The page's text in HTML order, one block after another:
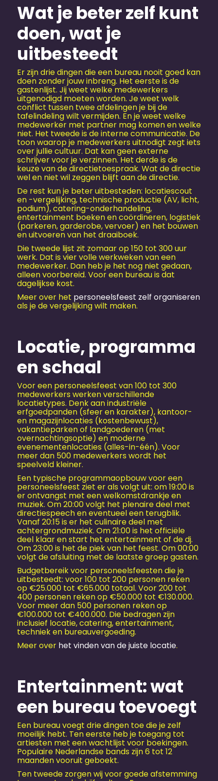
Wat je beter zelf kunt
doen, wat je
uitbesteedt
Er zijn drie dingen die een bureau nooit goed kan
doen zonder jouw inbreng. Het eerste is de
gastenlijst. Jij weet welke medewerkers
uitgenodigd moeten worden. Je weet welk
conflict tussen twee afdelingen je bij de
tafelindeling wilt vermijden. En je weet welke
medewerker met partner mag komen en welke
niet. Het tweede is de interne communicatie. De
toon waarop je medewerkers uitnodigt zegt iets
over jullie cultuur. Dat kan geen externe
schrijver voor je verzinnen. Het derde is de
keuze van de directietoespraak. Wat de directie
wel en niet wil zeggen blijft aan de directie.
De rest kun je beter uitbesteden: locatiescout
en -vergelijking, technische productie (AV, licht,
podium), catering-onderhandeling,
entertainment boeken en coördineren, logistiek
(parkeren, garderobe, vervoer) en het bouwen
en uitvoeren van het draaiboek.
Die tweede lijst zit zomaar op 150 tot 300 uur
werk. Dat is vier volle werkweken van een
medewerker. Dan heb je het nog niet gedaan,
alleen voorbereid. Voor een bureau is dat
dagelijkse kost.
Meer over het personeels­feest zelf organiseren
als je de vergelijking wilt maken.
Locatie, programma
en schaal
Voor een personeels­feest van 100 tot 300
medewerkers werken verschillende
locatietypes. Denk aan industriële
erfgoedpanden (sfeer en karakter), kantoor-
en magazijnlocaties (kostenbewust),
vakantieparken of landgoederen (met
overnachtingsoptie) en moderne
evenementen­locaties (alles-in-één). Voor
meer dan 500 medewerkers wordt het
speelveld kleiner.
Een typische programmaopbouw voor een
personeels­feest ziet er als volgt uit: om 19:00 is
er ontvangst met een welkomstdrankje en
muziek. Om 20:00 volgt het plenaire deel met
directiespeech en eventueel een terugblik.
Vanaf 20:15 is er het culinaire deel met
achtergrondmuziek. Om 21:00 is het officiële
deel klaar en start het entertainment of de dj.
Om 23:00 is het de piek van het feest. Om 00:00
volgt de afsluiting met de laatste groep gasten.
Budgetbereik voor personeelsfeesten die je
uitbesteedt: voor 100 tot 200 personen reken
op €25.000 tot €65.000 totaal. Voor 200 tot
400 personen reken op €50.000 tot €130.000.
Voor meer dan 500 personen reken op
€100.000 tot €400.000. Die bedragen zijn
inclusief locatie, catering, entertainment,
techniek en bureauvergoeding.
Meer over het vinden van de juiste locatie.
Entertainment: wat
een bureau toevoegt
Een bureau voegt drie dingen toe die je zelf
moeilijk hebt. Ten eerste heb je toegang tot
artiesten met een wachtlijst voor boekingen.
Populaire Nederlandse bands zijn 6 tot 12
maanden vooruit geboekt.
Ten tweede zorgen wij voor goede afstemming